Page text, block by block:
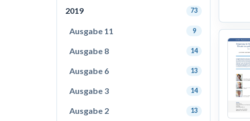
2019 73
Ausgabe 11 9
Ausgabe 8 14
Ausgabe 6 13
Ausgabe 3 14
Ausgabe 2 13